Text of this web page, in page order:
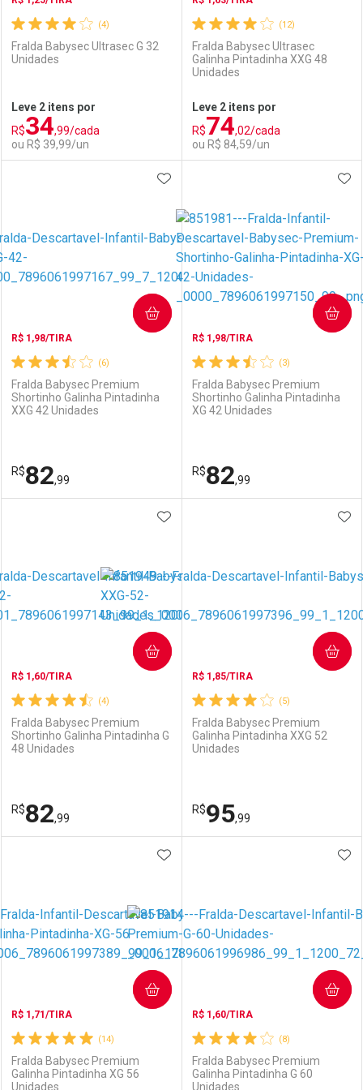
Comprar sem Desconto
Por R$ 43,99/cada
Comprar sem Desconto
Por R$ 43,99/cada
Comprar sem Desconto
Por R$ 48,59/cada
Comprar sem Desconto
Por R$ 48,59/cada
(4)
Fralda Babysec Ultrasec G 32
Unidades
Leve 2 itens por
R$34,99/cada
ou R$ 39,99/un
Laboratório
Comprar sem Desconto
Por R$ 39,99/cada
Por Menos
Por R$ 39,99/cada
(12)
Fralda Babysec Ultrasec
Galinha Pintadinha XXG 48
Unidades
Leve 2 itens por
R$74,02/cada
ou R$ 84,59/un
Laboratório
Comprar sem Desconto
Por R$ 84,59/cada
Por Menos
Por R$ 84,59/cada
(6)
R$ 1,98/TIRA
Fralda Babysec Premium
Shortinho Galinha Pintadinha
XXG 42 Unidades
R$82,99
ADICIONAR AOS FAVORITOS
COMPRAR
Laboratório
Comprar sem Desconto
Por R$ 82,99/cada
Por Menos
Por R$ 82,99/cada
(3)
R$ 1,98/TIRA
Fralda Babysec Premium
Shortinho Galinha Pintadinha
XG 42 Unidades
R$82,99
COMPRAR
Laboratório
Comprar sem Desconto
Por R$ 82,99/cada
Por Menos
Por R$ 82,99/cada
(4)
R$ 1,60/TIRA
Fralda Babysec Premium
Shortinho Galinha Pintadinha G
48 Unidades
R$82,99
ADICIONAR AOS FAVORITOS
COMPRAR
Laboratório
Por Menos
(5)
R$ 1,85/TIRA
Fralda Babysec Premium
Galinha Pintadinha XXG 52
Unidades
R$95,99
COMPRAR
Laboratório
Por Menos
(14)
R$ 1,71/TIRA
Fralda Babysec Premium
Galinha Pintadinha XG 56
Unidades
ADICIONAR AOS FAVORITOS
COMPRAR
(8)
R$ 1,60/TIRA
Fralda Babysec Premium
Galinha Pintadinha G 60
Unidades
COMPRAR